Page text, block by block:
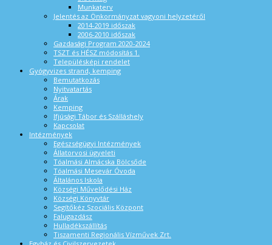
Munkaterv
Jelentés az Önkormányzat vagyoni helyzetéről
2014-2019 időszak
2006-2010 időszak
Gazdasági Program 2020-2024
TSZT és HÉSZ módosítás 1.
Településképi rendelet
Gyógyvizes strand, kemping
Bemutatkozás
Nyitvatartás
Árak
Kemping
Ifjúsági Tábor és Szálláshely
Kapcsolat
Intézmények
Egészségügyi Intézmények
Állatorvosi ügyeleti
Tóalmási Almácska Bölcsőde
Tóalmási Mesevár Óvoda
Általános Iskola
Községi Művelődési Ház
Községi Könyvtár
Segítőkéz Szociális Központ
Falugazdász
Hulladékszállítás
Tiszamenti Regionális Vízművek Zrt.